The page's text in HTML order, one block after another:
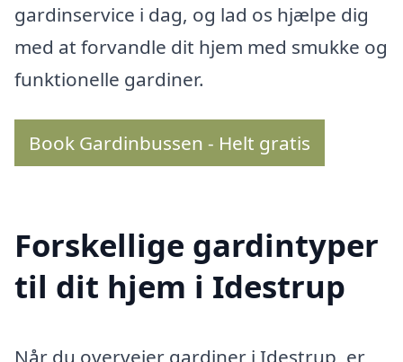
gardinservice i dag, og lad os hjælpe dig
med at forvandle dit hjem med smukke og
funktionelle gardiner.
Book Gardinbussen - Helt gratis
Forskellige gardintyper
til dit hjem i Idestrup
Når du overvejer gardiner i Idestrup, er